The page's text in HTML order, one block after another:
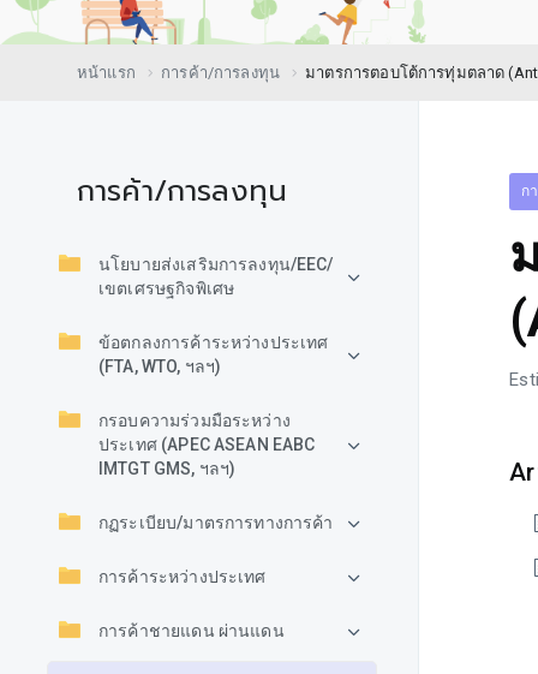
หน้าแรก การค้า/การลงทุน มาตรการตอบโต้การทุ่มตลาด
การค้า/การลงทุน
นโยบายส่งเสริมการลงทุน/EEC/
เขตเศรษฐกิจพิเศษ
ข้อตกลงการค้าระหว่างประเทศ
(FTA, WTO, ฯลฯ)
กรอบความร่วมมือระหว่าง
ประเทศ (APEC ASEAN EABC
IMTGT GMS, ฯลฯ)
กฏระเบียบ/มาตรการทางการค้า
การค้าระหว่างประเทศ
การค้าชายแดน ผ่านแดน
ก